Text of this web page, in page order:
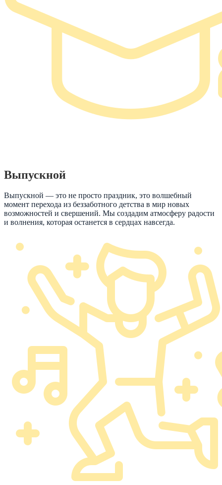
Выпускной
Выпускной — это не просто праздник, это волшебный
момент перехода из беззаботного детства в мир новых
возможностей и свершений. Мы создадим атмосферу радости
и волнения, которая останется в сердцах навсегда.